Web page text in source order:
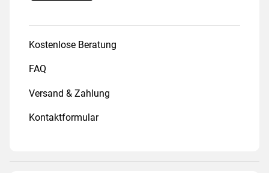
Kostenlose Beratung
FAQ
Versand & Zahlung
Kontaktformular